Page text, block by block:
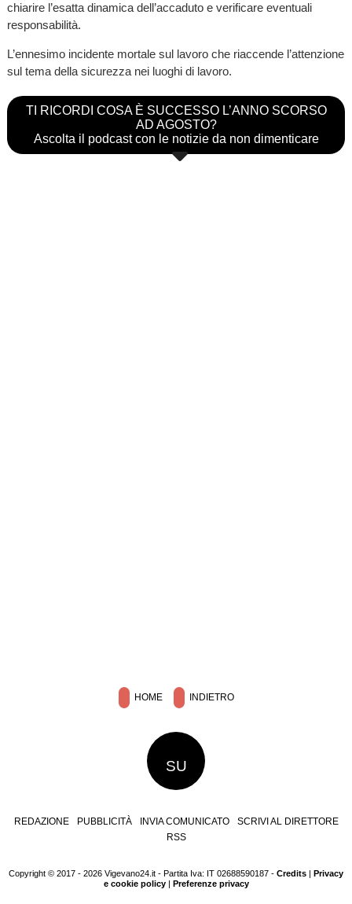
chiarire l’esatta dinamica dell’accaduto e verificare eventuali
responsabilità.
L’ennesimo incidente mortale sul lavoro che riaccende l’attenzione
sul tema della sicurezza nei luoghi di lavoro.
TI RICORDI COSA È SUCCESSO L’ANNO SCORSO
AD AGOSTO?
Ascolta il podcast con le notizie da non dimenticare
HOME INDIETRO
SU
REDAZIONE PUBBLICITÀ INVIA COMUNICATO
SCRIVI AL DIRETTORE
RSS
Copyright © 2017 - 2026 Vigevano24.it - Partita Iva: IT 02688590187 - Credits
Privacy
e cookie policy| Preferenze privacy